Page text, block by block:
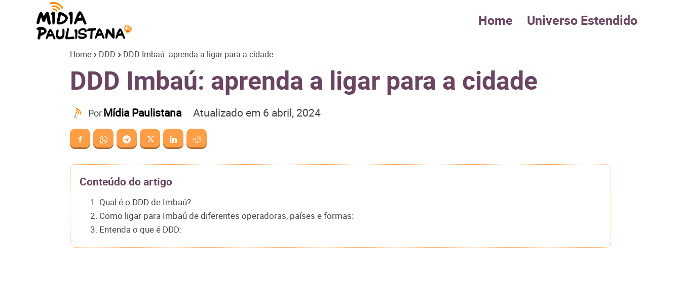
Paulistana
Home Universo Estendido
Home DDD DDD Imbaú: aprenda a ligar para a cidade
DDD Imbaú: aprenda a ligar para a cidade
PorMídia Paulistana Atualizado em 6 abril, 2024
Conteúdo do artigo
1. Qual é o DDD de Imbaú?
2. Como ligar para Imbaú de diferentes operadoras, países e formas:
3. Entenda o que é DDD: